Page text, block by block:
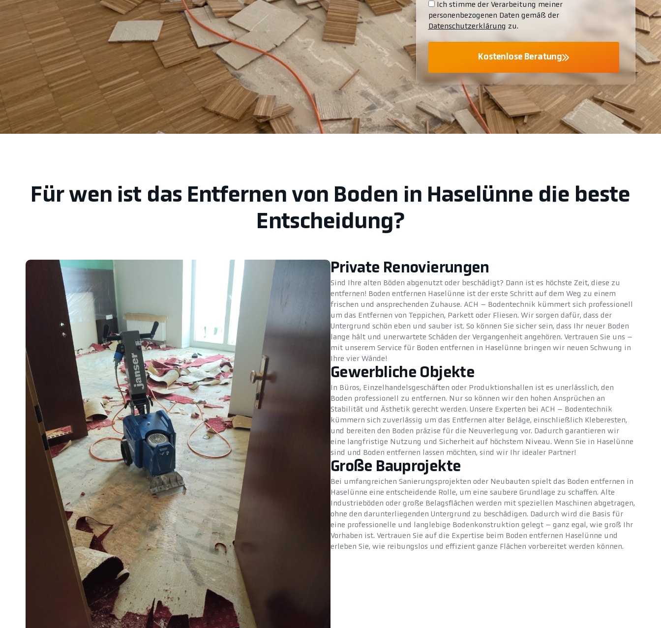
Ich stimme der Verarbeitung meiner
personenbezogenen Daten gemäß der
Datenschutzerklärung zu.
Kostenlose Beratung
Für wen ist das Entfernen von Boden in Haselünne die beste
Entscheidung?
Private Renovierungen
Sind Ihre alten Böden abgenutzt oder beschädigt? Dann ist es höchste Zeit, diese zu
entfernen! Boden entfernen Haselünne ist der erste Schritt auf dem Weg zu einem
frischen und ansprechenden Zuhause. ACH – Bodentechnik kümmert sich professionell
um das Entfernen von Teppichen, Parkett oder Fliesen. Wir sorgen dafür, dass der
Untergrund schön eben und sauber ist. So können Sie sicher sein, dass Ihr neuer Boden
lange hält und unerwartete Schäden der Vergangenheit angehören. Vertrauen Sie uns –
mit unserem Service für Boden entfernen in Haselünne bringen wir neuen Schwung in
Ihre vier Wände!
Gewerbliche Objekte
In Büros, Einzelhandelsgeschäften oder Produktionshallen ist es unerlässlich, den
Boden professionell zu entfernen. Nur so können wir den hohen Ansprüchen an
Stabilität und Ästhetik gerecht werden. Unsere Experten bei ACH – Bodentechnik
kümmern sich zuverlässig um das Entfernen alter Beläge, einschließlich Kleberesten,
und bereiten den Boden präzise für die Neuverlegung vor. Dadurch garantieren wir
eine langfristige Nutzung und Sicherheit auf höchstem Niveau. Wenn Sie in Haselünne
sind und Boden entfernen lassen möchten, sind wir Ihr idealer Partner!
Große Bauprojekte
Bei umfangreichen Sanierungsprojekten oder Neubauten spielt das Boden entfernen in
Haselünne eine entscheidende Rolle, um eine saubere Grundlage zu schaffen. Alte
Industrieböden oder große Belagsflächen werden mit speziellen Maschinen abgetragen,
ohne den darunterliegenden Untergrund zu beschädigen. Dadurch wird die Basis für
eine professionelle und langlebige Bodenkonstruktion gelegt – ganz egal, wie groß Ihr
Vorhaben ist. Vertrauen Sie auf die Expertise beim Boden entfernen Haselünne und
erleben Sie, wie reibungslos und effizient ganze Flächen vorbereitet werden können.